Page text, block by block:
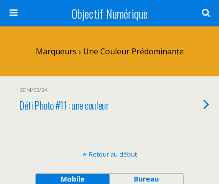
Objectif Numérique
Marqueurs › Une Couleur Prédominante
2014/02/24
Défi Photo #11 : une couleur
Retour au début
Mobile Bureau